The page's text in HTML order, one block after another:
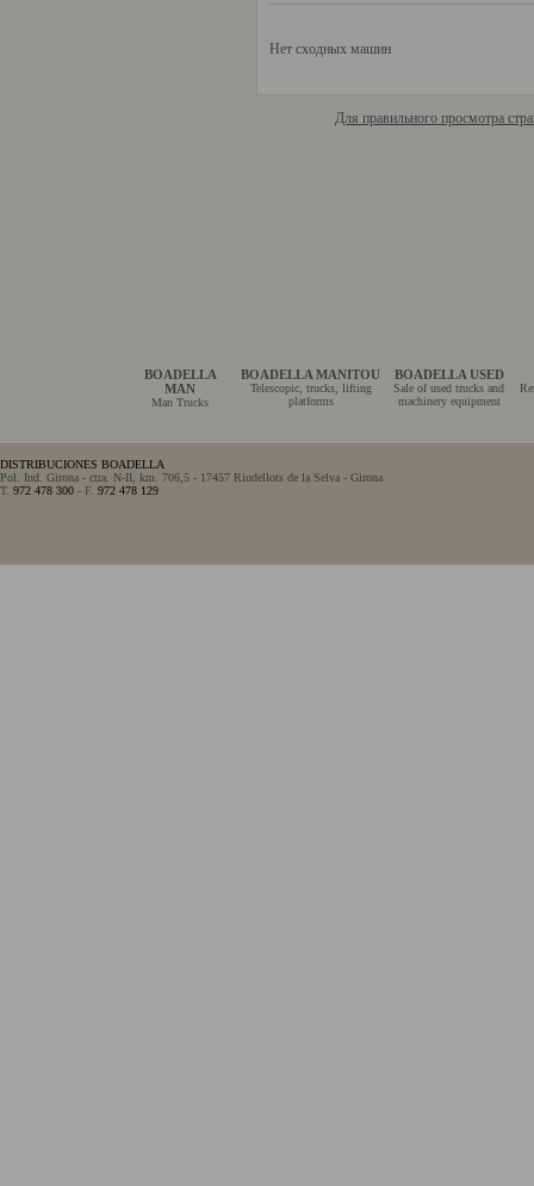
Нет сходных машин
Для правильного просмотра
BOADELLA
MAN
Man Trucks
BOADELLA MANITOU
Telescopic, trucks, lifting
platforms
BOADELLA USED
Sale of used trucks and
machinery equipment
DISTRIBUCIONES BOADELLA
Pol. Ind. Girona - ctra. N-II, km. 706,5 - 17457 Riudellots de la Selva - Girona
T. 972 478 300 - F. 972 478 129